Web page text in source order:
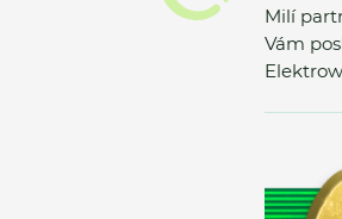
Milí
Vám